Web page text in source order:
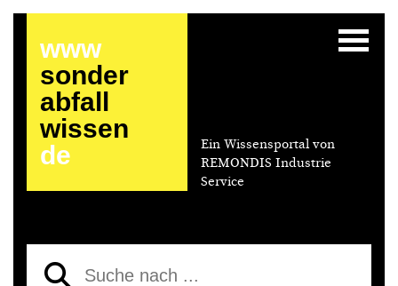
www
sonder
abfall
wissen
de
Ein Wissensportal von
REMONDIS Industrie
Service